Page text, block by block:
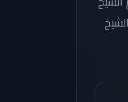
الشيخ